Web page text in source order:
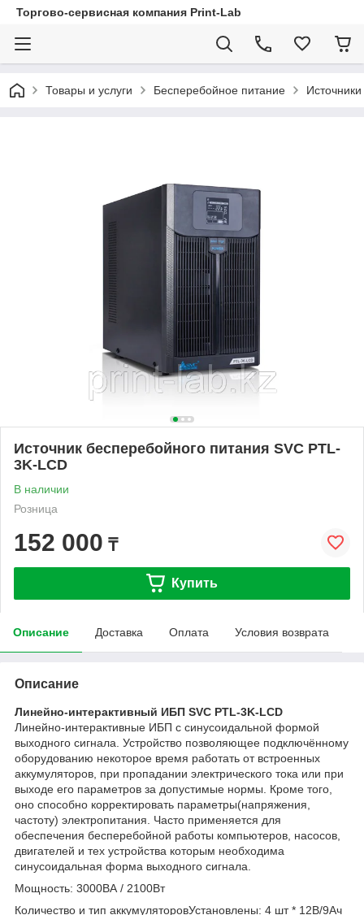
Торгово-сервисная компания Print-Lab
Товары и услуги Бесперебойное питание
Источник бесперебойного питания SVC PTL-
3K-LCD
В наличии
Розница
152 000 ₸
Купить
Описание Доставка Оплата Условия возврата
Описание
Линейно-интерактивный ИБП SVC PTL-3K-LCD
Линейно-интерактивные ИБП с синусоидальной формой
выходного сигнала. Устройство позволяющее подключённому
оборудованию некоторое время работать от встроенных
аккумуляторов, при пропадании электрического тока или при
выходе его параметров за допустимые нормы. Кроме того,
оно способно корректировать параметры(напряжения,
частоту) электропитания. Часто применяется для
обеспечения бесперебойной работы компьютеров, насосов,
двигателей и тех устройства которым необходима
синусоидальная форма выходного сигнала.
Мощность: 3000ВА / 2100Вт
Количество и тип аккумуляторовУстановлены: 4 шт * 12В/9Ач